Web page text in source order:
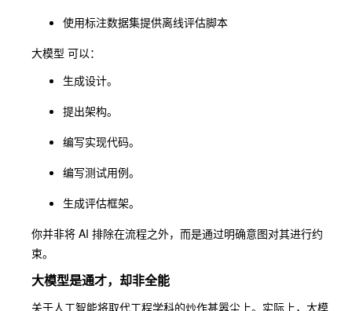
使用标注数据集提供离线评估脚本
大模型 可以：
生成设计。
提出架构。
编写实现代码。
编写测试用例。
生成评估框架。
你并非将 AI 排除在流程之外，而是通过明确意图对其进行约
束。
大模型是通才，却非全能
关于人工智能将取代工程学科的炒作甚嚣尘上。实际上，大模